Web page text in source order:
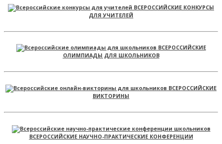
ВСЕРОССИЙСКИЕ КОНКУРСЫ
ДЛЯ УЧИТЕЛЕЙ
ВСЕРОССИЙСКИЕ
ОЛИМПИАДЫ ДЛЯ ШКОЛЬНИКОВ
ВСЕРОССИЙСКИЕ
ВИКТОРИНЫ
ВСЕРОССИЙСКИЕ НАУЧНО-ПРАКТИЧЕСКИЕ КОНФЕРЕНЦИИ